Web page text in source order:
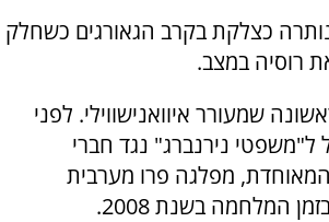
ב-2008 נותרה כצלקת בקרב הגאורגים כשחלק
רוסיה במצב.
שמעורר איוואנישווילי. לפני
ל"משפטי נירנברג" נגד חברי
מפלגה פרו מערבית
המלחמה בשנת 2008.